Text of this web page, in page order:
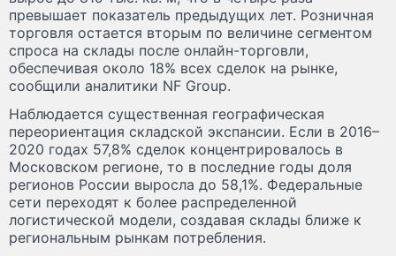
превышает показатель предыдущих лет. Розничная
торговля остается вторым по величине сегментом
спроса на склады после онлайн-торговли,
обеспечивая около 18% всех сделок на рынке,
сообщили аналитики NF Group.
Наблюдается существенная географическая
переориентация складской экспансии. Если в 2016–
2020 годах 57,8% сделок концентрировалось в
Московском регионе, то в последние годы доля
регионов России выросла до 58,1%. Федеральные
сети переходят к более распределенной
логистической модели, создавая склады ближе к
региональным рынкам потребления.